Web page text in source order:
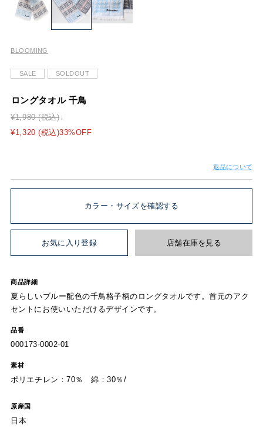
BLOOMING
SALE SOLDOUT
ロングタオル 千鳥
¥1,980 (税込)
¥1,320 (税込)33%OFF
返品について
カラー・サイズを確認する
お気に入り登録 店舗在庫を見る
商品詳細
夏らしいブルー配色の千鳥格子柄のロングタオルです。首元のアク
セントにお使いいただけるデザインです。
品番
000173-0002-01
素材
ポリエチレン：70％ 綿：30％/
原産国
日本